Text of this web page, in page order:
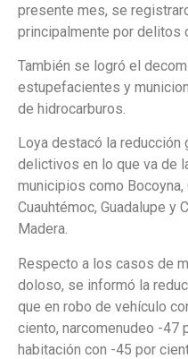
presente mes, se
principalmente por delitos
También se logró el
estupefacientes y
de hidrocarburos.
Loya destacó la
delictivos en lo que va de
municipios como Bocoyna,
Cuauhtémoc, Guadalupe y
Madera.
Respecto a los casos de
doloso, se informó la
que en robo de vehículo
ciento, narcomenudeo -47
habitación con -45 por